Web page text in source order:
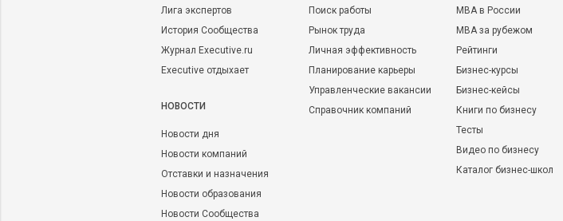
Лига экспертов
История Сообщества
Журнал Executive.ru
Executive отдыхает
НОВОСТИ
Новости дня
Новости компаний
Отставки и назначения
Новости образования
Новости Сообщества
Поиск работы
Рынок труда
Личная эффективность
Планирование карьеры
Управленческие вакансии
Справочник компаний
MBA в России
MBA за рубежом
Рейтинги
Бизнес-курсы
Бизнес-кейсы
Книги по бизнесу
Тесты
Видео по бизнесу
Каталог бизнес-школ